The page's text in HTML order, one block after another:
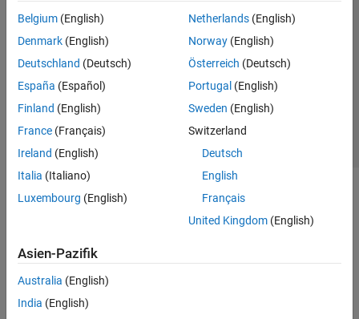
Belgium (English)
Denmark (English)
Deutschland (Deutsch)
España (Español)
Finland (English)
France (Français)
Ireland (English)
Italia (Italiano)
Luxembourg (English)
Netherlands(English)
Norway(English)
Österreich (Deutsch)
Portugal (English)
Sweden (English)
Switzerland
Deutsch
English
Français
United Kingdom(English)
Asien-Pazifik
Australia (English)
India (English)
Trust Center
Datenschutz-Richtlinien
Datendiebstahl verhindern
Status von Anwendungen
© 1994-2026 The MathWorks, Inc.
Website auswählen
Deutschland